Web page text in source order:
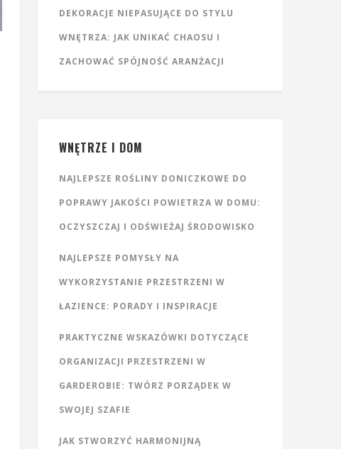
DEKORACJE NIEPASUJĄCE DO STYLU
WNĘTRZA: JAK UNIKAĆ CHAOSU I
ZACHOWAĆ SPÓJNOŚĆ ARANŻACJI
WNĘTRZE I DOM
NAJLEPSZE ROŚLINY DONICZKOWE DO
POPRAWY JAKOŚCI POWIETRZA W DOMU:
OCZYSZCZAJ I ODŚWIEŻAJ ŚRODOWISKO
NAJLEPSZE POMYSŁY NA
WYKORZYSTANIE PRZESTRZENI W
ŁAZIENCE: PORADY I INSPIRACJE
PRAKTYCZNE WSKAZÓWKI DOTYCZĄCE
ORGANIZACJI PRZESTRZENI W
GARDEROBIE: TWÓRZ PORZĄDEK W
SWOJEJ SZAFIE
JAK STWORZYĆ HARMONIJNĄ